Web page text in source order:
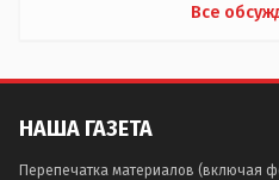
Все
НАША ГАЗЕТА
Перепечатка материалов (включая